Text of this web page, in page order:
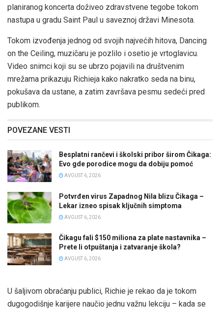
planiranog koncerta doživeo zdravstvene tegobe tokom
nastupa u gradu Saint Paul u saveznoj državi Minesota.
Tokom izvođenja jednog od svojih najvećih hitova, Dancing
on the Ceiling, muzičaru je pozlilo i osetio je vrtoglavicu.
Video snimci koji su se ubrzo pojavili na društvenim
mrežama prikazuju Richieja kako nakratko seda na binu,
pokušava da ustane, a zatim završava pesmu sedeći pred
publikom.
POVEZANE VESTI
Besplatni rančevi i školski pribor širom Čikaga:
Evo gde porodice mogu da dobiju pomoć
AVGUST 6, 2026
Potvrđen virus Zapadnog Nila blizu Čikaga –
Lekar izneo spisak ključnih simptoma
AVGUST 6, 2026
Čikagu fali $150 miliona za plate nastavnika –
Prete li otpuštanja i zatvaranje škola?
AVGUST 6, 2026
U šaljivom obraćanju publici, Richie je rekao da je tokom
dugogodišnje karijere naučio jednu važnu lekciju – kada se